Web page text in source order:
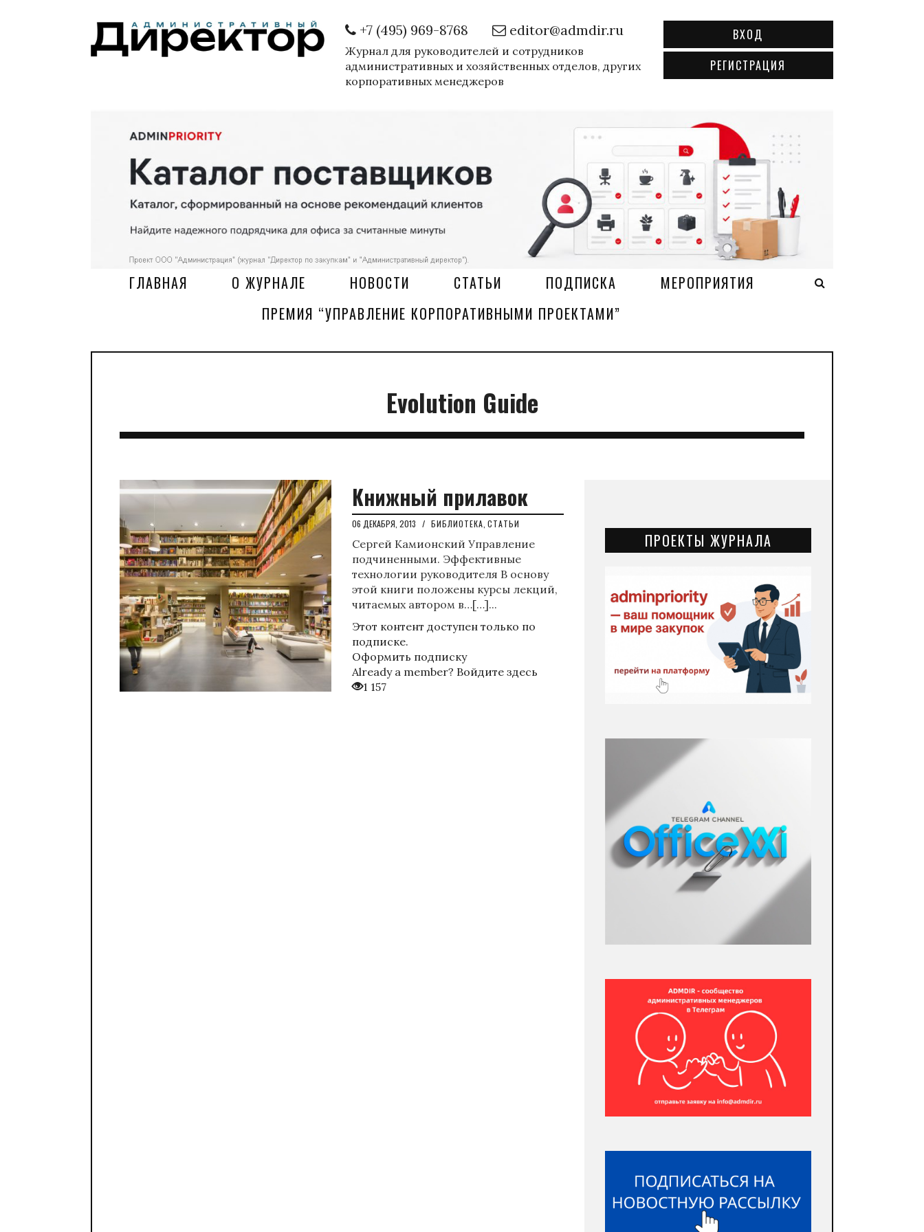
+7 (495) 969-8768 editor@admdir.ru
Журнал для руководителей и сотрудников
административных и хозяйственных отделов, других
корпоративных менеджеров
ВХОД
РЕГИСТРАЦИЯ
ГЛАВНАЯ О ЖУРНАЛЕ НОВОСТИ СТАТЬИ ПОДПИСКА
МЕРОПРИЯТИЯ
ПРЕМИЯ “УПРАВЛЕНИЕ КОРПОРАТИВНЫМИ ПРОЕКТАМИ”
Evolution Guide
Книжный прилавок
06 ДЕКАБРЯ, 2013 / БИБЛИОТЕКА СТАТЬИ
Сергей Камионский Управление
подчиненными. Эффективные
технологии руководителя В основу
этой книги положены курсы лекций,
читаемых автором в…[…]...
Этот контент доступен только по
подписке.
Оформить подписку
Already a member? Войдите здесь
1 157
ПРОЕКТЫ ЖУРНАЛА